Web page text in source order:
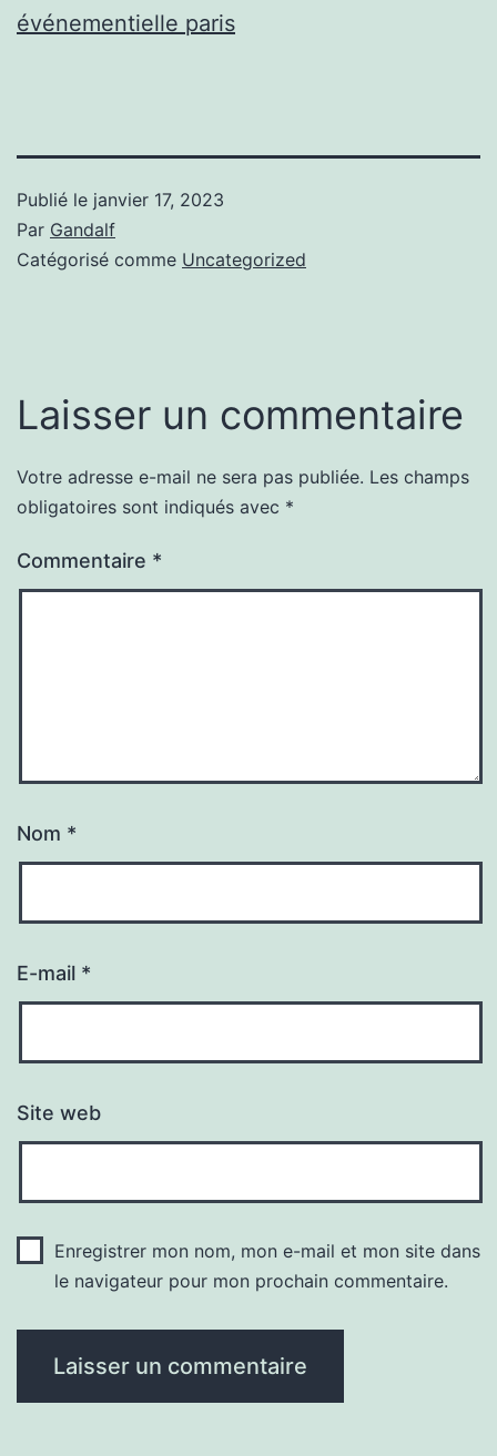
événementielle paris
Publié le janvier 17, 2023
Par Gandalf
Catégorisé comme Uncategorized
Laisser un commentaire
Votre adresse e-mail ne sera pas publiée. Les champs
obligatoires sont indiqués avec *
Commentaire *
Nom *
E-mail *
Site web
Enregistrer mon nom, mon e-mail et mon site dans
le navigateur pour mon prochain commentaire.